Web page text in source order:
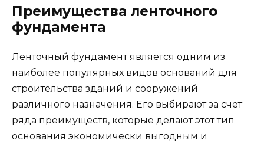
Преимущества ленточного
фундамента
Ленточный фундамент является одним из
наиболее популярных видов оснований для
строительства зданий и сооружений
различного назначения. Его выбирают за счет
ряда преимуществ, которые делают этот тип
основания экономически выгодным и